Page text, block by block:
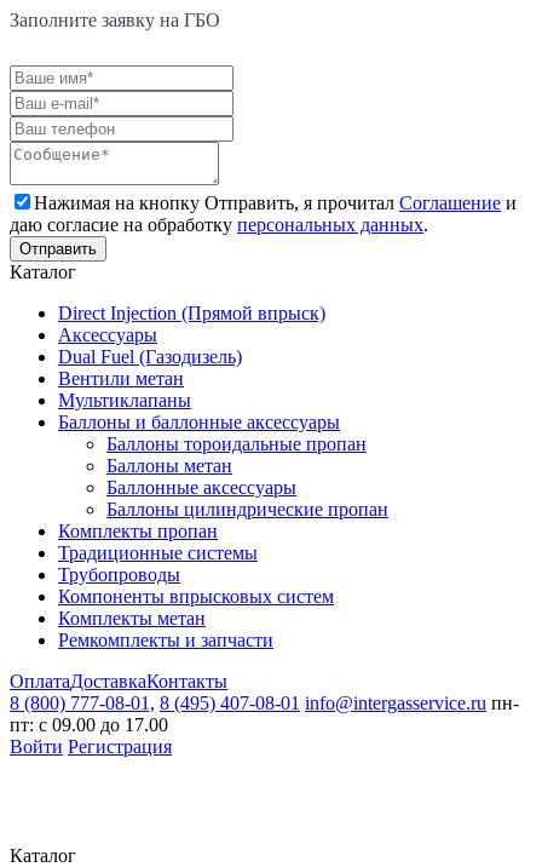
Заполните заявку на ГБО
Нажимая на кнопку Отправить, я прочитал Соглашение и
даю согласие на обработку персональных данных.
Каталог
Direct Injection (Прямой впрыск)
Аксессуары
Dual Fuel (Газодизель)
Вентили метан
Мультиклапаны
Баллоны и баллонные аксессуары
Баллоны тороидальные пропан
Баллоны метан
Баллонные аксессуары
Баллоны цилиндрические пропан
Комплекты пропан
Традиционные системы
Трубопроводы
Компоненты впрысковых систем
Комплекты метан
Ремкомплекты и запчасти
ОплатаДоставкаКонтакты
8 (800) 777-08-01, 8 (495) 407-08-01 info@intergasservice.ru пн-
пт: с 09.00 до 17.00
Войти Регистрация
Каталог